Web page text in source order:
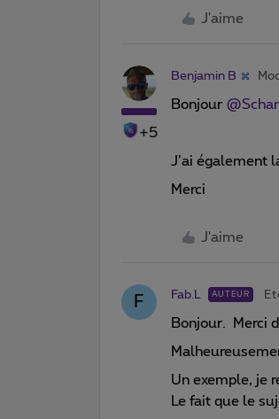
J'aime
+5
Benjamin B
Bonjour ​
J’ai également
Merci
J'aime
F Fab.L AUTEUR
Bonjour. Merci
Un exemple, je
Le fait que le